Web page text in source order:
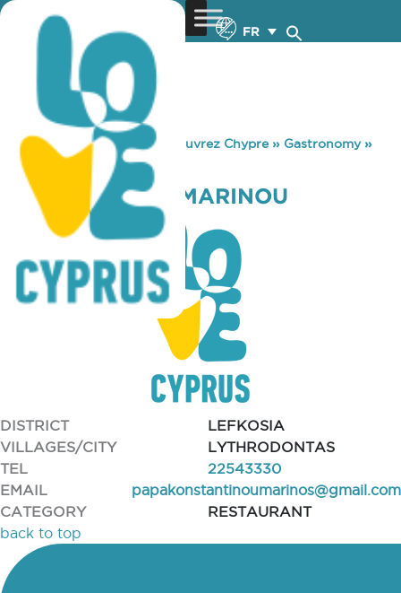
FR
You are here: Home »Découvrez Chypre» Gastronomy»
TO STEKKI TOU MARINOU
TO STEKKI TOU MARINOU
DISTRICT
LEFKOSIA
VILLAGES/CITY
LYTHRODONTAS
TEL
22543330
EMAIL
papakonstantinoumarinos@gmail.com
CATEGORY
RESTAURANT
back to top